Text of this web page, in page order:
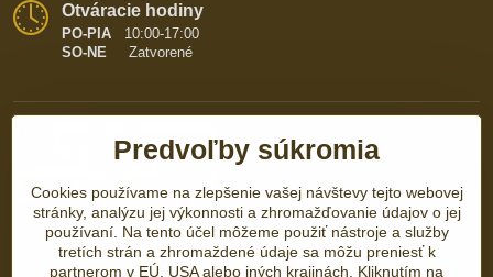
Otváracie hodiny
PO-PIA
10:00-17:00
SO-NE Zatvorené
Predvoľby súkromia
Cookies používame na zlepšenie vašej návštevy tejto webovej
stránky, analýzu jej výkonnosti a zhromažďovanie údajov o jej
používaní. Na tento účel môžeme použiť nástroje a služby
tretích strán a zhromaždené údaje sa môžu preniesť k
partnerom v EÚ, USA alebo iných krajinách. Kliknutím na